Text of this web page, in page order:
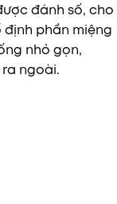
đánh số, cho
phần miệng
nhỏ gọn,
ngoài.